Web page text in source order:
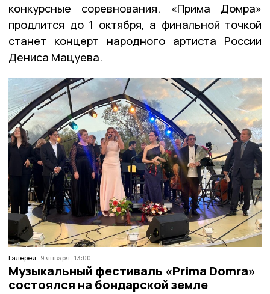
конкурсные соревнования. «Прима Домра»
продлится до 1 октября, а финальной точкой
станет концерт народного артиста России
Дениса Мацуева.
Галерея 9 января , 13:00
Музыкальный фестиваль «Prima Domra»
состоялся на бондарской земле